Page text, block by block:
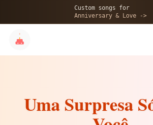
Custom songs for
Anniversary & Love ->
Uma Surpresa